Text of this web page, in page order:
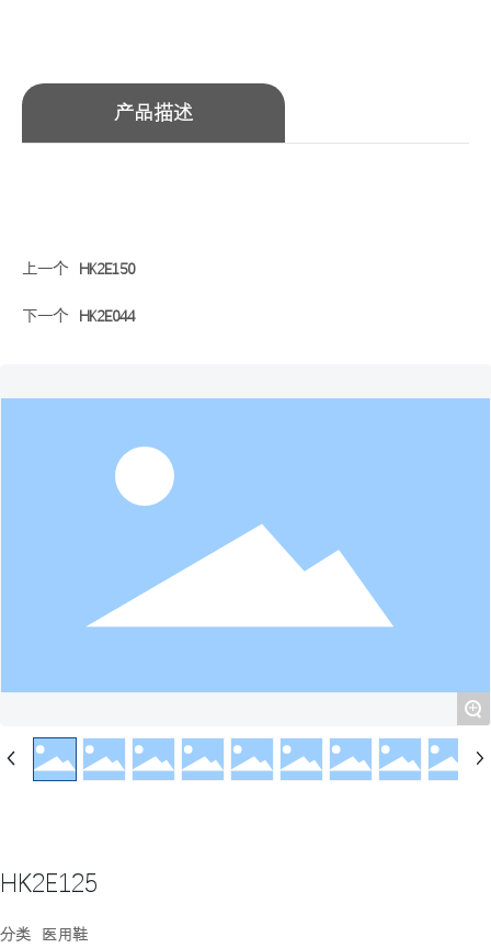
产品描述
上一个 HK2E150
下一个 HK2E044
+
HK2E125
分类 医用鞋